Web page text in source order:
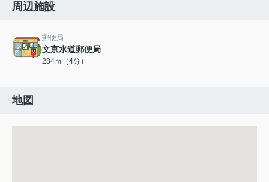
周辺施設
郵便局
文京水道郵便局
284ｍ（4分）
地図